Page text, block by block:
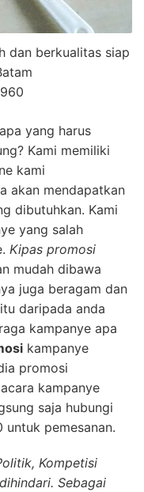
dan berkualitas siap
yang harus
Kami memiliki
kami
akan mendapatkan
dibutuhkan. Kami
yang salah
Kipas promosi
mudah dibawa
juga beragam dan
daripada anda
kampanye apa
kampanye
promosi
kampanye
saja hubungi
pemesanan.
Kompetisi
Sebagai